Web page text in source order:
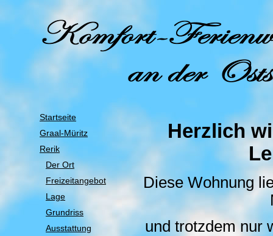
Startseite
Graal-Müritz
Rerik
Der Ort
Freizeitangebot
Lage
Grundriss
Ausstattung
Herzlich
Diese Wohnung
und trotzdem nur